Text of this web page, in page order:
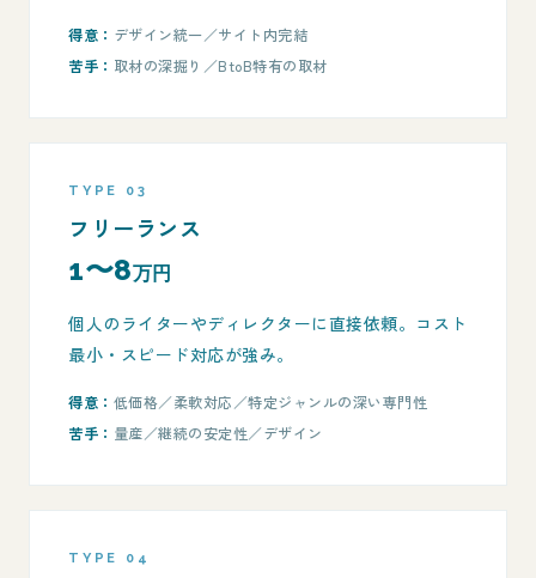
得意： デザイン統一／サイト内完結
苦手： 取材の深掘り／BtoB特有の取材
TYPE 03
フリーランス
1〜8万円
個人のライターやディレクターに直接依頼。コスト
最小・スピード対応が強み。
得意： 低価格／柔軟対応／特定ジャンルの深い専門性
苦手： 量産／継続の安定性／デザイン
TYPE 04